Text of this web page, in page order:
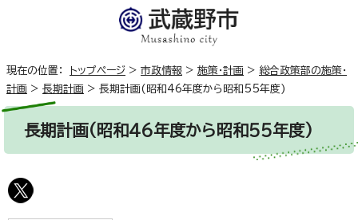
現在の位置： トップページ > 市政情報 > 施策・計画 > 総合政策部の施策・
計画 > 長期計画 > 長期計画(昭和46年度から昭和55年度)
長期計画(昭和46年度から昭和55年度)